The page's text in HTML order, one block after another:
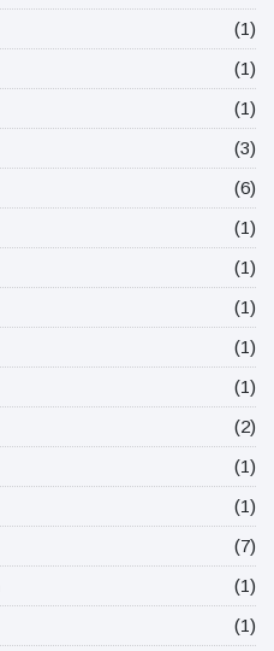
(1)
(1)
(1)
(3)
(6)
(1)
(1)
(1)
(1)
(1)
(2)
(1)
(1)
(7)
(1)
(1)